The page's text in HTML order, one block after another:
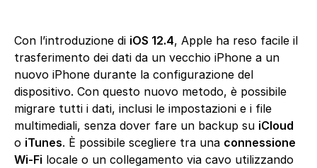
Con l’introduzione di iOS 12.4, Apple ha reso facile il
trasferimento dei dati da un vecchio iPhone a un
nuovo iPhone durante la configurazione del
dispositivo. Con questo nuovo metodo, è possibile
migrare tutti i dati, inclusi le impostazioni e i file
multimediali, senza dover fare un backup su iCloud
o iTunes. È possibile scegliere tra una connessione
Wi-Fi locale o un collegamento via cavo utilizzando